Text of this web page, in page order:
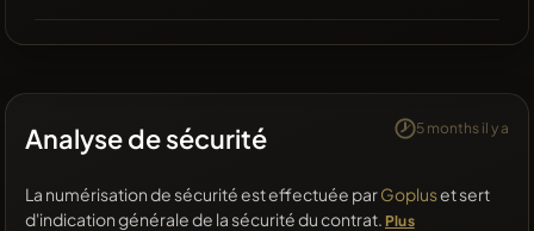
Analyse de sécurité 5 months il y a
La numérisation de sécurité est effectuée parGopluset sert
d'indication générale de la sécurité du contrat. Plus